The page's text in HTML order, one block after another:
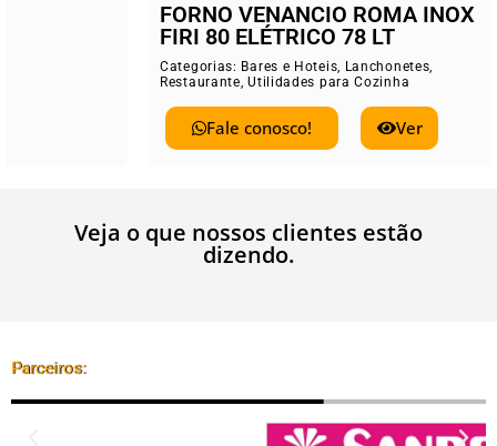
FORNO VENANCIO ROMA INOX
FIRI 80 ELÉTRICO 78 LT
Bares e Hoteis,Lanchonetes ,
Utilidades para Cozinha
Ver
Veja o que nossos clientes estão
dizendo.
Parceiros: